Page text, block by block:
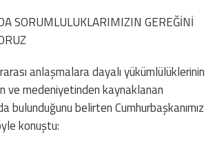
SORUMLULUKLARIMIZIN GEREĞİNİ
anlaşmalara dayalı yükümlülüklerinin
ve medeniyetinden kaynaklanan
bulunduğunu belirten Cumhurbaşkanımız
konuştu: